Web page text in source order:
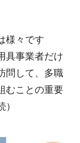
様々です
具事業者だけ
問して、多職
むことの重要